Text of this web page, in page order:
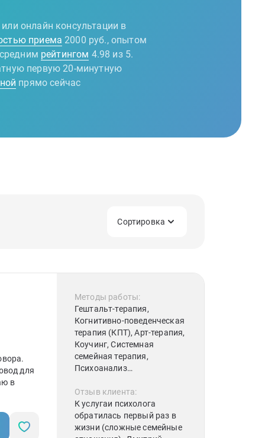
онлайн консультации в
приема 2000 руб., опытом
рейтингом 4.98 из 5.
первую 20-минутную
прямо сейчас
Сортировка
для
в
Методы работы:
Гештальт-терапия,
Когнитивно-поведенческая
терапия (КПТ), Арт-терапия,
Коучинг, Системная
семейная терапия,
Психоанализ
Отзыв клиента:
К услугаи психолога
обратилась первый раз в
жизни (сложные семейные